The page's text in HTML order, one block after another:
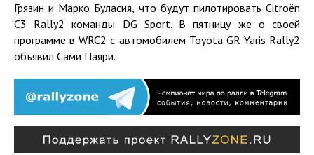
Грязин и Марко Буласия, что будут пилотировать Citroën
C3 Rally2 команды DG Sport. В пятницу же о своей
программе в WRC2 с автомобилем Toyota GR Yaris Rally2
объявил Сами Паяри.